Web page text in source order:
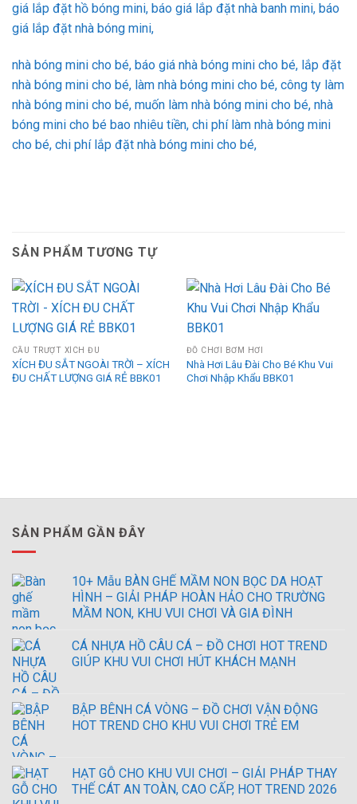
giá lắp đặt hồ bóng mini, báo giá lắp đặt nhà banh mini, báo
giá lắp đặt nhà bóng mini,
nhà bóng mini cho bé, báo giá nhà bóng mini cho bé, lắp đặt
nhà bóng mini cho bé, làm nhà bóng mini cho bé, công ty làm
nhà bóng mini cho bé, muốn làm nhà bóng mini cho bé, nhà
bóng mini cho bé bao nhiêu tiền, chi phí làm nhà bóng mini
cho bé, chi phí lắp đặt nhà bóng mini cho bé,
SẢN PHẨM TƯƠNG TỰ
CẦU TRƯỢT XÍCH ĐU
XÍCH ĐU SẮT NGOÀI TRỜI – XÍCH
ĐU CHẤT LƯỢNG GIÁ RẺ BBK01
ĐỒ CHƠI BƠM HƠI
Nhà Hơi Lâu Đài Cho Bé Khu Vui
Chơi Nhập Khẩu BBK01
SẢN PHẨM GẦN ĐÂY
10+ Mẫu BÀN GHẾ MẦM NON BỌC DA HOẠT
HÌNH – GIẢI PHÁP HOÀN HẢO CHO TRƯỜNG
MẦM NON, KHU VUI CHƠI VÀ GIA ĐÌNH
CÁ NHỰA HỒ CÂU CÁ – ĐỒ CHƠI HOT TREND
GIÚP KHU VUI CHƠI HÚT KHÁCH MẠNH
BẬP BÊNH CÁ VÒNG – ĐỒ CHƠI VẬN ĐỘNG
HOT TREND CHO KHU VUI CHƠI TRẺ EM
HẠT GỖ CHO KHU VUI CHƠI – GIẢI PHÁP THAY
THẾ CÁT AN TOÀN, CAO CẤP, HOT TREND 2026